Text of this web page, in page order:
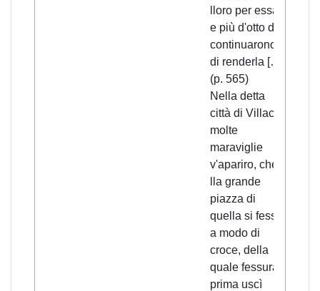
lloro per essa;
e più d'otto dì
continuarono
di renderla […]
(p. 565)
Nella detta
città di Villaco
molte
maraviglie
v'apariro, che
lla grande
piazza di
quella si fesse
a modo di
croce, della
quale fessura
prima uscì